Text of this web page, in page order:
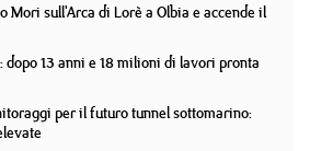
Mori sull'Arca di Lorè a Olbia e accende il
dopo 13 anni e 18 milioni di lavori pronta
per il futuro tunnel sottomarino: